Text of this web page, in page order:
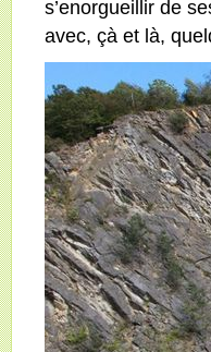
s’enorgueillir de
avec, çà et là,